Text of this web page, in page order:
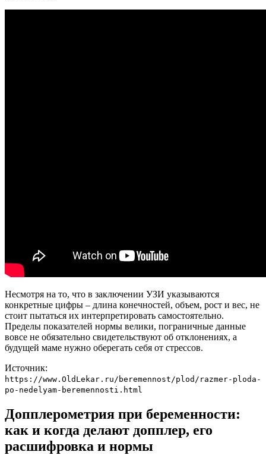
Несмотря на то, что в заключении УЗИ указываются
конкретные цифры – длина конечностей, объем, рост и вес, не
стоит пытаться их интерпретировать самостоятельно.
Пределы показателей нормы велики, пограничные данные
вовсе не обязательно свидетельствуют об отклонениях, а
будущей маме нужно оберегать себя от стрессов.
Источник:
https://www.OldLekar.ru/beremennost/plod/razmer-ploda-
po-nedelyam-beremennosti.html
Допплерометрия при беременности:
как и когда делают допплер, его
расшифровка и нормы